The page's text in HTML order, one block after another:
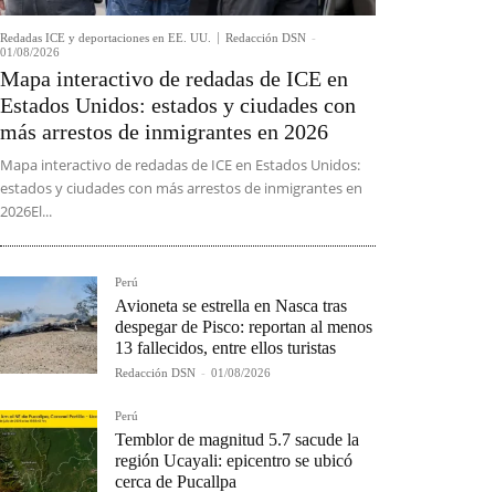
Redadas ICE y deportaciones en EE. UU. Redacción DSN -
01/08/2026
Mapa interactivo de redadas de ICE en
Estados Unidos: estados y ciudades con
más arrestos de inmigrantes en 2026
Mapa interactivo de redadas de ICE en Estados Unidos:
estados y ciudades con más arrestos de inmigrantes en
2026El...
Perú
Avioneta se estrella en Nasca tras
despegar de Pisco: reportan al menos
13 fallecidos, entre ellos turistas
Redacción DSN - 01/08/2026
Perú
Temblor de magnitud 5.7 sacude la
región Ucayali: epicentro se ubicó
cerca de Pucallpa